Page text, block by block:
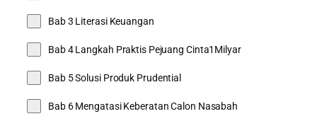
Bab 3 Literasi Keuangan
Bab 4 Langkah Praktis Pejuang Cinta1Milyar
Bab 5 Solusi Produk Prudential
Bab 6 Mengatasi Keberatan Calon Nasabah